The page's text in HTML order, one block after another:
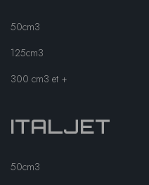
50cm3
125cm3
300 cm3 et +
ITALJET
50cm3